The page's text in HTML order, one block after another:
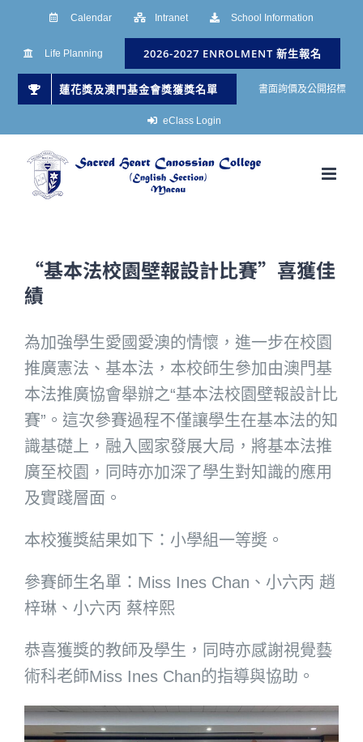
Calendar Intranet School Information
Life Planning 2026-2027 ENROLMENT 新生報名
蓮花獎及澳門基金會獎獲獎名單 書面詢價及公開招標
eClass Login
“基本法校園壁報設計比賽”喜獲佳
績
為加強學生愛國愛澳的情懷，進一步在校園
推廣憲法、基本法，本校師生參加由澳門基
本法推廣協會舉辦之“基本法校園壁報設計比
賽”。這次參賽過程不僅讓學生在基本法的知
識基礎上，融入國家發展大局，將基本法推
廣至校園，同時亦加深了學生對知識的應用
及實踐層面。
本校獲獎結果如下：小學組一等奬。
參賽師生名單：Miss Ines Chan、小六丙 趙
梓琳、小六丙 蔡梓熙
恭喜獲獎的教師及學生，同時亦感謝視覺藝
術科老師Miss Ines Chan的指導與協助。